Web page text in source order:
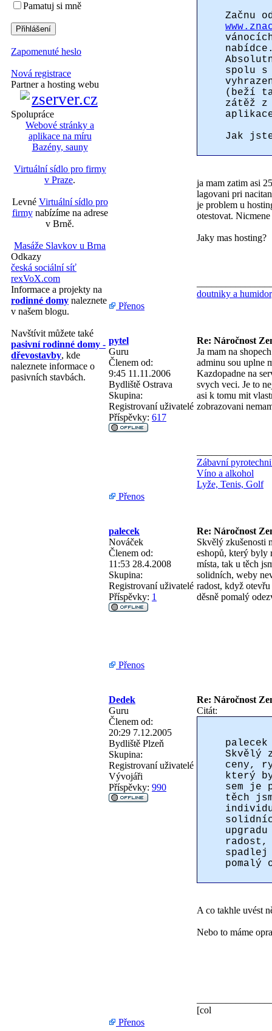
Pamatuj si mně
Zapomenuté heslo
Nová registrace
Partner a hosting webu
Spolupráce
Webové stránky a
aplikace na míru
Bazény, sauny
Virtuální sídlo pro firmy
v Praze.
Levné Virtuální sídlo pro
firmynabízíme na adrese
v Brně.
Masáže Slavkov u Brna
Odkazy
česká sociální síť
rexVoX.com
Informace a projekty na
rodinné domy naleznete
v našem blogu.
Navštívit můžete také
pasivní rodinné domy -
dřevostavby, kde
naleznete informace o
pasivních stavbách.
Začnu
spolu s
(beží
zátěž z
Jak
ja mam zatim asi
lagovani pri
je problem u
otestovat.
Jaky mas hosting?
doutniky a
Přenos
pytel
Re: Náročnost
Guru
Členem od:
9:45 11.11.2006
Bydliště Ostrava
Skupina:
Registrovaní uživatelé
Příspěvky: 617
Ja mam na
adminu sou uplne
Kazdopadne na
svych veci. Je to
asi k tomu mit
zobrazovani
Zábavní
Víno a alkohol
Lyže, Tenis, Golf
Přenos
palecek
Re: Náročnost
Nováček
Členem od:
11:53 28.4.2008
Skupina:
Registrovaní uživatelé
Příspěvky: 1
Skvělý zkušenosti
eshopů, který byly
místa, tak u těch
solidních, weby
radost, když
děsně pomalý
Přenos
Dedek
Re: Náročnost
Guru
Členem od:
20:29 7.12.2005
Bydliště Plzeň
Skupina:
Registrovaní uživatelé
Vývojáři
Příspěvky: 990
Citát:
Skvělý
ceny,
který
sem je
těch
radost,
spadlej
pomalý
A co takhle uvést
Nebo to máme
[col
Přenos